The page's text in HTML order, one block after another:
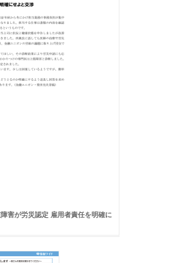
害が労災認定 雇用者責任を明確に